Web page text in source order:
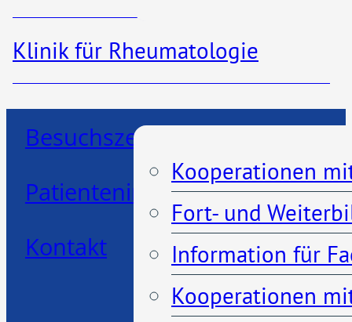
Klinik für Rheumatologie
Kooperationen
Kooperationen
Fort- und
Information für
Kooperationen
Informationen
Besuchszeiten
Patienteninformationen
Kontakt